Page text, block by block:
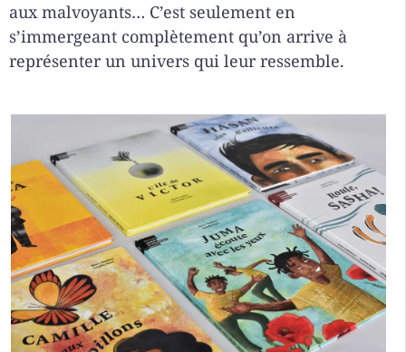
aux malvoyants… C’est seulement en
s’immergeant complètement qu’on arrive à
représenter un univers qui leur ressemble.